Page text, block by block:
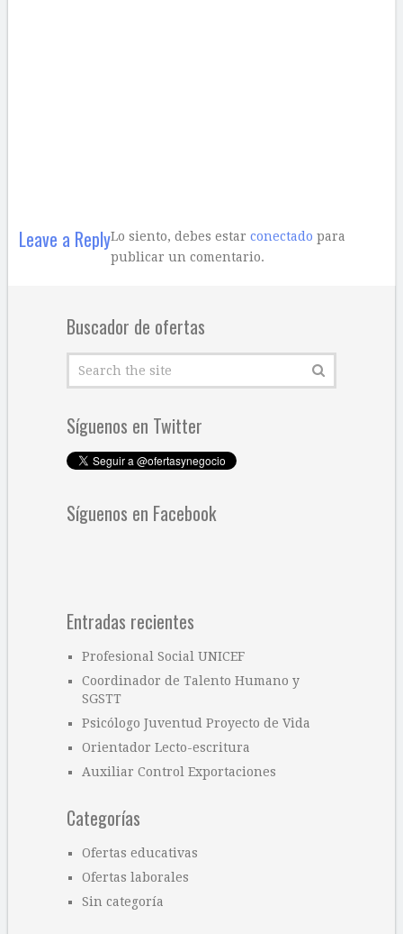
Leave a ReplyLo siento, debes estar conectado para
publicar un comentario.
Buscador de ofertas
Síguenos en Twitter
Síguenos en Facebook
Entradas recientes
Profesional Social UNICEF
Coordinador de Talento Humano y
SGSTT
Psicólogo Juventud Proyecto de Vida
Orientador Lecto-escritura
Auxiliar Control Exportaciones
Categorías
Ofertas educativas
Ofertas laborales
Sin categoría